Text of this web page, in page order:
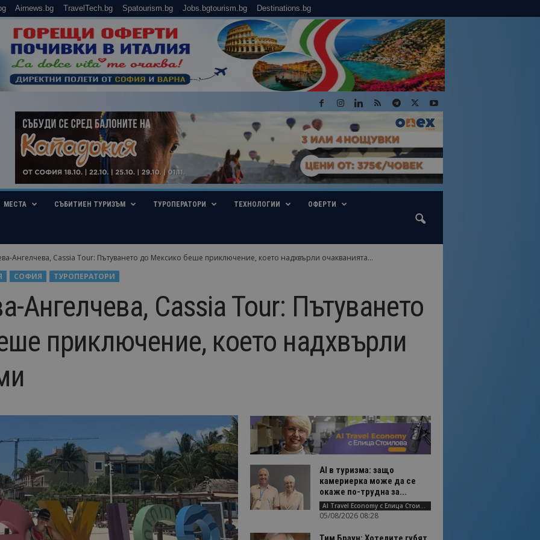
Airnews.bg TravelTech.bg Spatourism.bg Jobs.bgtourism.bg Destinations.bg
МЕСТА СЪБИТИЕН ТУРИЗЪМ ТУРОПЕРАТОРИ ТЕХНОЛОГИИ ОФЕРТИ
Ангелчева, Cassia Tour: Пътуването до Мексико беше приключение, което надхвърли очакванията...
СОФИЯ ТУРОПЕРАТОРИ
Ангелчева, Cassia Tour: Пътуването
приключение, което надхвърли
AI в туризма: защо
камериерка може да се
окаже по-трудна за...
AI Travel Economy с Елица Стоилова
05/08/2026 08:28